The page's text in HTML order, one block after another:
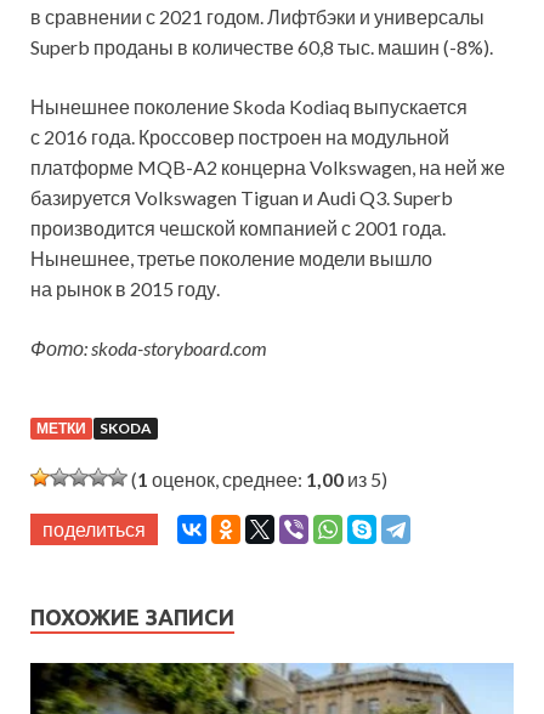
в сравнении с 2021 годом. Лифтбэки и универсалы
Superb проданы в количестве 60,8 тыс. машин (-8%).
Нынешнее поколение Skoda Kodiaq выпускается
с 2016 года. Кроссовер построен на модульной
платформе MQB-A2 концерна Volkswagen, на ней же
базируется Volkswagen Tiguan и Audi Q3. Superb
производится чешской компанией с 2001 года.
Нынешнее, третье поколение модели вышло
на рынок в 2015 году.
Фото: skoda-storyboard.com
МЕТКИ SKODA
(1 оценок, среднее: 1,00 из 5)
поделиться
ПОХОЖИЕ ЗАПИСИ